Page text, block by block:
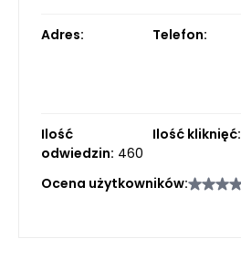
Adres: Telefon:
Ilość
odwiedzin: 460
Ilość kliknięć:
Ocena użytkowników: